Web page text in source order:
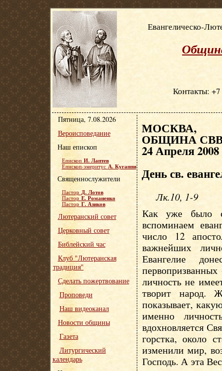
Евангелическо-
Контакты: +7
МОСКВА,
ОБЩИНА
24 Апреля 2008
День св.
Лк.10, 1-9
Как уже было
вспоминаем
число 12
важнейших
Евангелие
личность не
творит народ.
показывает,
именно
вдохновляется
горстка, около
изменили мир,
Господь. А эта
Пятница, 7.08.2026
Вероисповедание
Наш епископ
Епископ И. Лаптев
Епископ-эмеритус А. Кугаппи
Священнослужители
Пастор Д. Лотов
Пастор Е. Романенко
Пастор Г. Азиков
Лютеранский совет
Церковный совет
Библейский час
Клуб "Лютеранская
традиция"
Сделать пожертвование
Проповеди
Наш видеоканал
Новости общины
Газета
Литургический
календарь